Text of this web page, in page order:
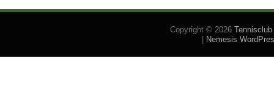
Copyright © 2026
Nemesis